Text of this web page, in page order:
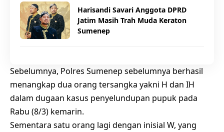
Harisandi Savari Anggota DPRD
Jatim Masih Trah Muda Keraton
Sumenep
Sebelumnya, Polres Sumenep sebelumnya berhasil
menangkap dua orang tersangka yakni H dan IH
dalam dugaan kasus penyelundupan pupuk pada
Rabu (8/3) kemarin.
Sementara satu orang lagi dengan inisial W, yang